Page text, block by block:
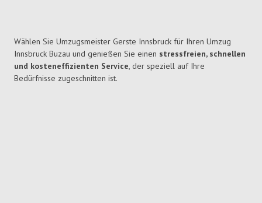
Wählen Sie Umzugsmeister Gerste Innsbruck für Ihren Umzug
Innsbruck Buzau und genießen Sie einen stressfreien, schnellen
und kosteneffizienten Service, der speziell auf Ihre
Bedürfnisse zugeschnitten ist.